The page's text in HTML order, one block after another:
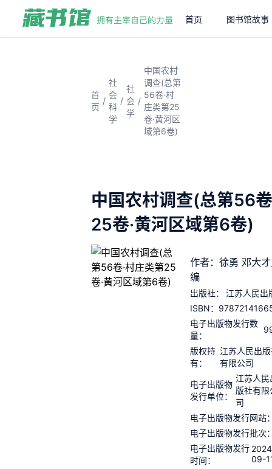
首页 图书馆故事
首
页
/
社
会
科
学
/
社
会
学
/
中国农村
调查(总第
56卷·村
庄类第25
卷·黄河区
域第6卷)
中国农村调查(总第56
25卷·黄河区域第6卷)
作者：徐勇 邓大
编
出版社：
江苏人民出
ISBN：
电子出版物发行数
量：
版权持
有：
江苏人民出
有限公司
电子出版物
发行单位：
江苏人民
版社有限
司
电子出版物发行网站
电子出版物发行批次
电子出版物发行
时间：
09-